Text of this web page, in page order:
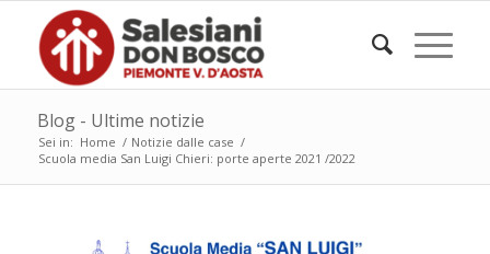
Blog - Ultime notizie
Sei in: Home / Notizie dalle case /
Scuola media San Luigi Chieri: porte aperte 2021 /2022